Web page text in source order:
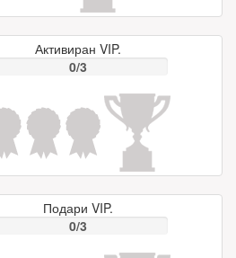
Активиран VIP.
0/3
Подари VIP.
0/3